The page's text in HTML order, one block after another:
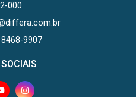
000
9907